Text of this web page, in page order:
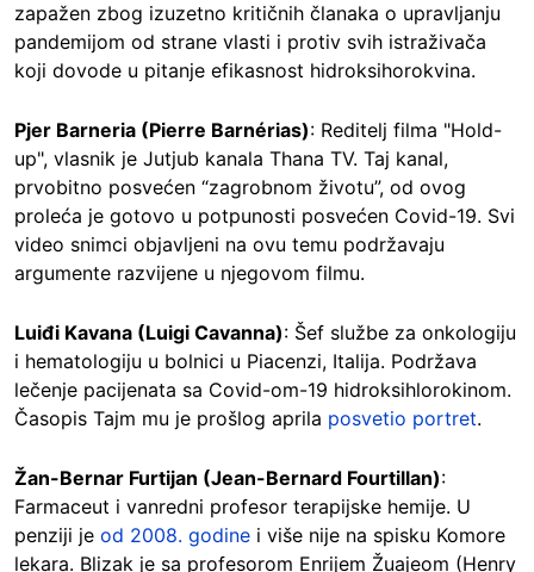
zapažen zbog izuzetno kritičnih članaka o upravljanju
pandemijom od strane vlasti i protiv svih istraživača
koji dovode u pitanje efikasnost hidroksihorokvina.
Pjer Barneria (Pierre Barnérias): Reditelj filma "Hold-
up", vlasnik je Jutjub kanala Thana TV. Taj kanal,
prvobitno posvećen “zagrobnom životu”, od ovog
proleća je gotovo u potpunosti posvećen Covid-19. Svi
video snimci objavljeni na ovu temu podržavaju
argumente razvijene u njegovom filmu.
Luiđi Kavana (Luigi Cavanna): Šef službe za onkologiju
i hematologiju u bolnici u Piacenzi, Italija. Podržava
lečenje pacijenata sa Covid-om-19 hidroksihlorokinom.
Časopis Tajm mu je prošlog aprila posvetio portret.
Žan-Bernar Furtijan (Jean-Bernard Fourtillan):
Farmaceut i vanredni profesor terapijske hemije. U
penziji je od 2008. godine i više nije na spisku Komore
lekara. Blizak je sa profesorom Enrijem Žuajeom (Henry